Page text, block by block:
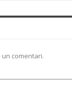
comentari.